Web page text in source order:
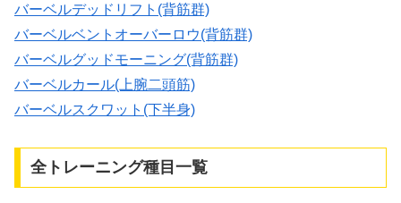
バーベルデッドリフト(背筋群)
バーベルベントオーバーロウ(背筋群)
バーベルグッドモーニング(背筋群)
バーベルカール(上腕二頭筋)
バーベルスクワット(下半身)
全トレーニング種目一覧